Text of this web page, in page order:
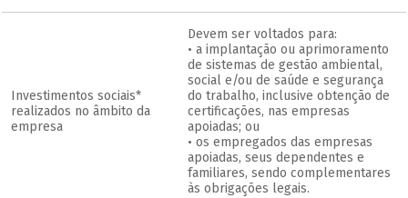
Investimentos sociais*
realizados no âmbito da
empresa
Devem ser voltados para:
• a implantação ou aprimoramento
de sistemas de gestão ambiental,
social e/ou de saúde e segurança
do trabalho, inclusive obtenção de
certificações, nas empresas
apoiadas; ou
• os empregados das empresas
apoiadas, seus dependentes e
familiares, sendo complementares
às obrigações legais.